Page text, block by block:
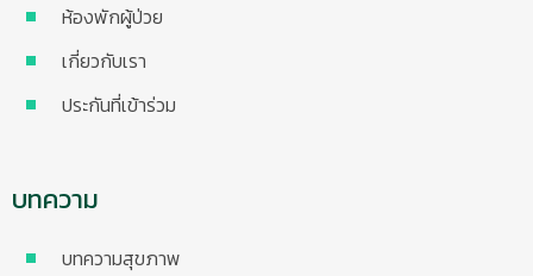
ห้องพักผู้ป่วย
เกี่ยวกับเรา
ประกันที่เข้าร่วม
บทความ
บทความสุขภาพ